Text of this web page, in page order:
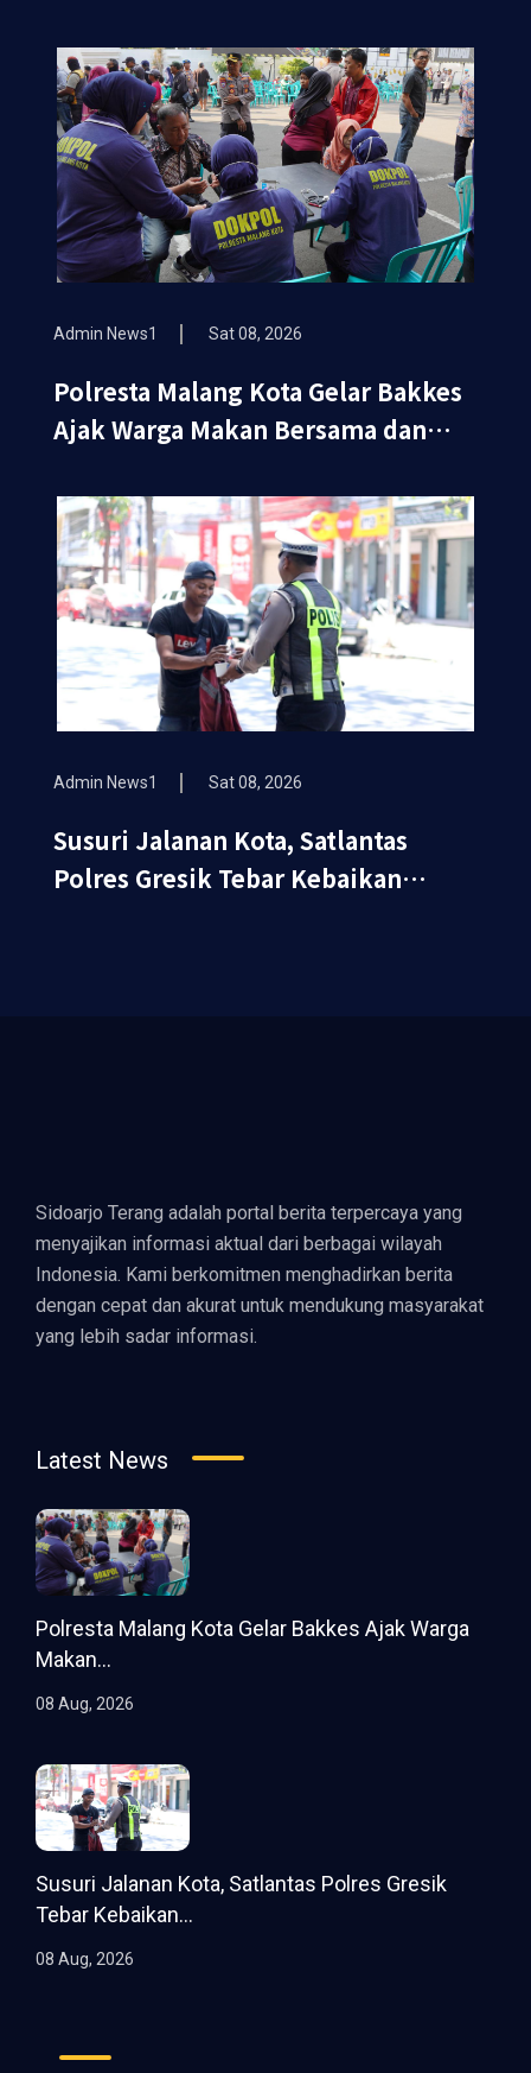
Admin News1 Sat 08, 2026
Polresta Malang Kota Gelar Bakkes
Ajak Warga Makan Bersama dan
Admin News1 Sat 08, 2026
Susuri Jalanan Kota, Satlantas
Polres Gresik Tebar Kebaikan
Sidoarjo Terang adalah portal berita terpercaya yang
menyajikan informasi aktual dari berbagai wilayah
Indonesia. Kami berkomitmen menghadirkan berita
dengan cepat dan akurat untuk mendukung masyarakat
yang lebih sadar informasi.
Latest News
Polresta Malang Kota Gelar Bakkes Ajak Warga
Makan...
08 Aug, 2026
Susuri Jalanan Kota, Satlantas Polres Gresik
Tebar Kebaikan...
08 Aug, 2026